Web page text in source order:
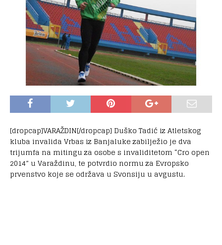
[dropcap]VARAŽDIN[/dropcap] Duško Tadić iz Atletskog
kluba invalida Vrbas iz Banjaluke zabilježio je dva
trijumfa na mitingu za osobe s invaliditetom “Cro open
2014” u Varaždinu, te potvrdio normu za Evropsko
prvenstvo koje se održava u Svonsiju u avgustu.